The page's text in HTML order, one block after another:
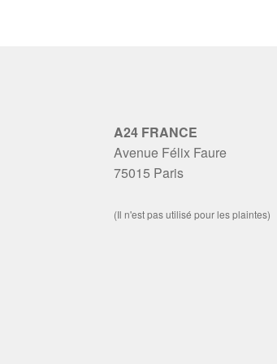
A24 FRANCE
Avenue Félix Faure
75015 Paris
(Il n'est pas utilisé pour les plaintes)